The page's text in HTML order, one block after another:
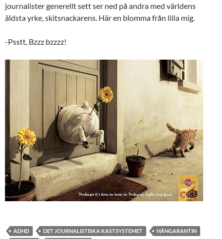
journalister generellt sett ser ned på andra med världens
äldsta yrke, skitsnackarens. Här en blomma från lilla mig.
-Psstt, Bzzz bzzzz!
ADHD DET JOURNALISTISKA KASTSYSTEMET
HÅNGARANTIN